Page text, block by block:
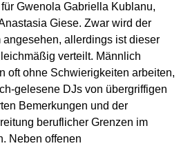
Gwenola Gabriella Kublanu,
Giese. Zwar wird der
allerdings ist dieser
verteilt. Männlich
oft ohne Schwierigkeiten arbeiten,
gelesene DJs von übergriffigen
Bemerkungen und der
beruflicher Grenzen im
Neben offenen